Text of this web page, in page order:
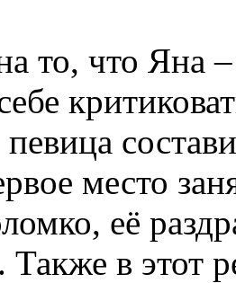
то, что Яна
место
её
в этот